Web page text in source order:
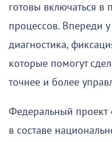
готовы включаться в
процессов. Впереди
диагностика,
которые помогут
точнее и более
Федеральный проект
в составе